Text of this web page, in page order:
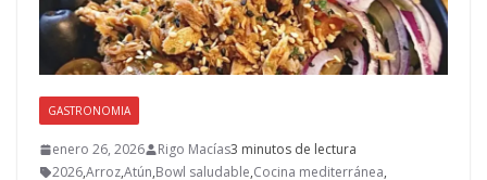
GASTRONOMIA
enero 26, 2026 Rigo Macías3 minutos de lectura
2026,Arroz,Atún,Bowl saludable,Cocina mediterránea,